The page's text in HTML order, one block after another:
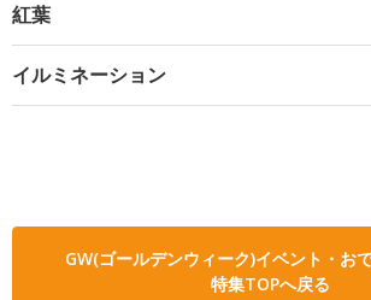
紅葉
イルミネーション
GW(ゴールデンウィーク)イベント・お
特集TOPへ戻る